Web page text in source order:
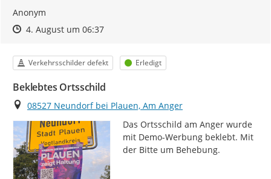
Anonym
Zeitpunkt des Erstellens
Zeitpunkt des Erstellens
4. August um 06:37Zur Äußerung
Kategorie
Verkehrsschilder defekt Status
Erledigt
Beklebtes Ortsschild
Ort
08527 Neundorf bei Plauen, Am Anger
Das Ortsschild am Anger wurde
mit Demo-Werbung beklebt. Mit
der Bitte um Behebung.